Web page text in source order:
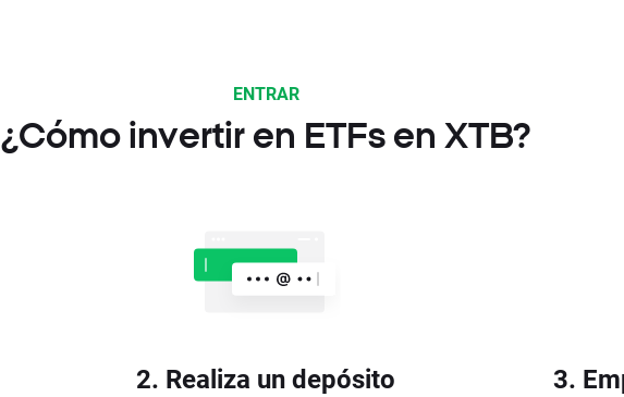
ENTRAR
¿Cómo invertir en ETFs en XTB?
2. Realiza un depósito 3.